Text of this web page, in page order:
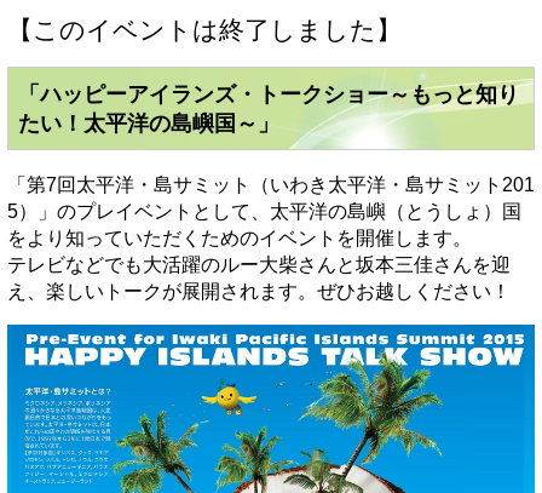
【このイベントは終了しました】
「ハッピーアイランズ・トークショー～もっと知り
たい！太平洋の島嶼国～」
「第7回太平洋・島サミット（いわき太平洋・島サミット201
5）」のプレイベントとして、太平洋の島嶼（とうしょ）国
をより知っていただくためのイベントを開催します。
テレビなどでも大活躍のルー大柴さんと坂本三佳さんを迎
え、楽しいトークが展開されます。ぜひお越しください！